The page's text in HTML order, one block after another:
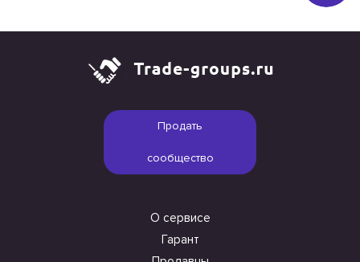
Продать
сообщество
О сервисе
Гарант